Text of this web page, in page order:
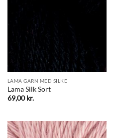
LAMA GARN MED SILKE
Lama Silk Sort
69,00kr.